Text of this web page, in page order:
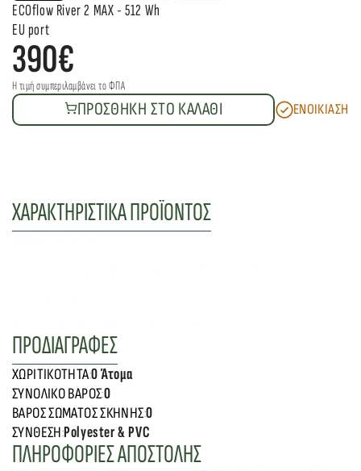
ECOflow River 2 MAX - 512 Wh
EU port
390€
Η τιμή συμπεριλαμβάνει το ΦΠΑ
ΠΡΟΣΘΗΚΗ ΣΤΟ ΚΑΛΑΘΙ ΕΝΟΙΚΙΑΣΗ
ΧΑΡΑΚΤΗΡΙΣΤΙΚΑ ΠΡΟΪΟΝΤΟΣ
ΠΡΟΔΙΑΓΡΑΦΕΣ
ΧΩΡΙΤΙΚΟΤΗΤΑ:0 Άτομα
ΣΥΝΟΛΙΚΌ ΒΆΡΟΣ:0
ΒΆΡΟΣ ΣΏΜΑΤΟΣ ΣΚΗΝΉΣ:0
ΣΎΝΘΕΣΗ:Polyester & PVC
ΠΛΗΡΟΦΟΡΙΕΣ ΑΠΟΣΤΟΛΗΣ